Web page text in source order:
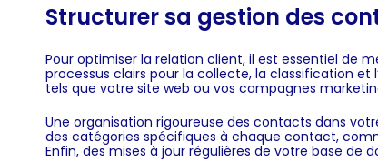
Structurer sa gestion des
Pour optimiser la relation client, il est essentiel de
processus clairs pour la collecte, la classification
tels que votre site web ou vos campagnes
Une organisation rigoureuse des contacts dans
des catégories spécifiques à chaque contact,
Enfin, des mises à jour régulières de votre base